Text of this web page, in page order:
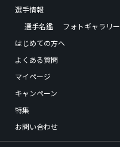
選手情報
選手名鑑
フォトギャラリー
はじめての方へ
よくある質問
マイページ
キャンペーン
特集
お問い合わせ